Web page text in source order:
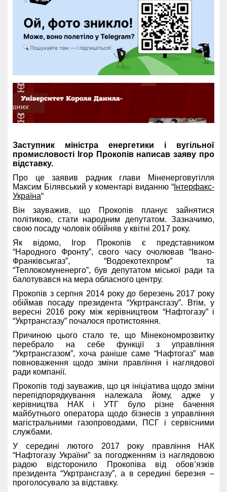
Заступник міністра енергетики і вугільної
промисловості Ігор Прокопів написав заяву про
відставку.
Про це заявив радник глави Міненерговугілля
Максим Білявський у коментарі виданню “ Інтерфакс-
Україна“
Він зауважив, що Прокопів планує зайнятися
політикою, стати народним депутатом. Зазначимо,
свою посаду чоловік обійняв у квітні 2017 року.
Як відомо, Ігор Прокопів є представником
“Народного Фронту”, свого часу очолював “Івано-
Франківськгаз”, “Водоекотехпром” та
“Теплокомуненерго”, був депутатом міської ради та
балотувався на мера обласного центру.
Прокопів з серпня 2014 року до березень 2017 року
обіймав посаду президента “Укртрансгазу”. Втім, у
вересні 2016 року між керівництвом “Нафтогазу” і
“Укртрансгазу” почалося протистояння.
Причиною цього стало те, що Мінекономрозвитку
перебрало на себе функції з управління
“Укртрансгазом”, хоча раніше саме “Нафтогаз” мав
повноваження щодо зміни правління і наглядової
ради компанії.
Прокопів тоді зауважив, що ця ініціатива щодо зміни
перепідпорядкування належала йому, адже у
керівництва НАК і УТГ було різне бачення
майбутнього оператора щодо бізнесів з управління
магістральними газопроводами, ПСГ і сервісними
службами.
У середині лютого 2017 року правління НАК
“Нафтогазу України” за погодженням із наглядовою
радою відсторонило Прокопіва від обов’язків
президента “Укртрансгазу”, а в середині березня –
проголосувало за відставку.